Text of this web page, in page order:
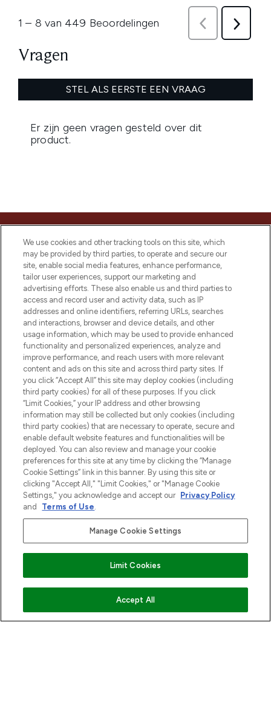
VOEG TOE AAN WINKELMANDJE
AANMELDEN
LOOKFANTASTIC is de ultieme online
beautybestemming van Europa, met de
beste huidverzorging, haarproducten en
make-up van meer dan 200 topmerken.
Shop online of via de app, met gratis
verzending vanaf €40.
Cookie-toestemming
Do Not Sell or Share My Personal
HELP & INFORMATIE
BEDRIJFSINFORMATIE
OVER LOOKFANTASTIC
We use cookies and other tracking tools on this site, which
may be provided by third parties, to operate and secure our
site, enable social media features, enhance performance,
tailor user experiences, support our marketing and
advertising efforts. These also enable us and third parties to
access and record user and activity data, such as IP
addresses and online identifiers, referring URLs, searches
and interactions, browser and device details, and other
usage information, which may be used to provide enhanced
functionality and personalized experiences, analyze and
improve performance, and reach users with more relevant
content and ads on this site and across third party sites. If
you click “Accept All” this site may deploy cookies (including
third party cookies) for all of these purposes. If you click
“Limit Cookies,” your IP address and other browsing
information may still be collected but only cookies (including
third party cookies) that are necessary to operate, secure and
enable default website features and functionalities will be
deployed. You can also review and manage your cookie
preferences for this site at any time by clicking the “Manage
Cookie Settings” link in this banner. By using this site or
clicking "Accept All," "Limit Cookies," or "Manage Cookie
Settings," you acknowledge and accept our Privacy Policy
and
Terms of Use.
Manage Cookie Settings
Limit Cookies
Accept All